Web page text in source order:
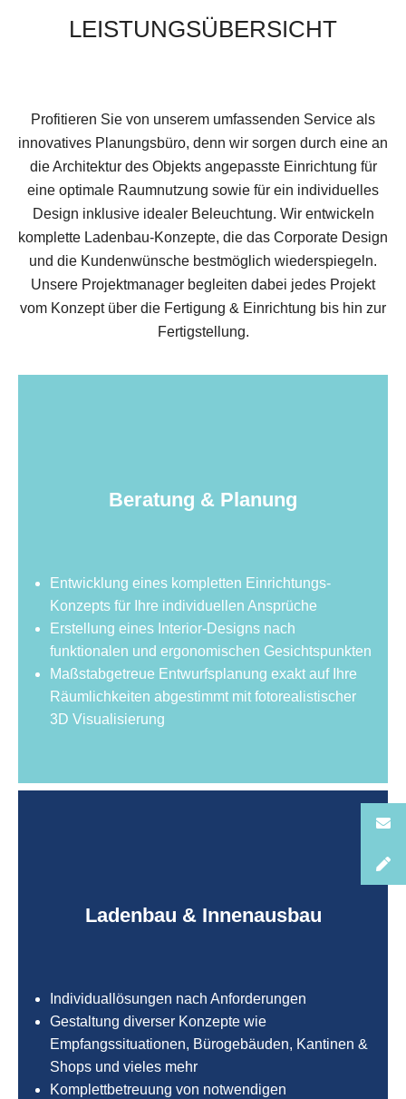
LEISTUNGSÜBERSICHT
Profitieren Sie von unserem umfassenden Service als
innovatives Planungsbüro, denn wir sorgen durch eine an
die Architektur des Objekts angepasste Einrichtung für
eine optimale Raumnutzung sowie für ein individuelles
Design inklusive idealer Beleuchtung. Wir entwickeln
komplette Ladenbau-Konzepte, die das Corporate Design
und die Kundenwünsche bestmöglich wiederspiegeln.
Unsere Projektmanager begleiten dabei jedes Projekt
vom Konzept über die Fertigung & Einrichtung bis hin zur
Fertigstellung.
Beratung & Planung
Entwicklung eines kompletten Einrichtungs-
Konzepts für Ihre individuellen Ansprüche
Erstellung eines Interior-Designs nach
funktionalen und ergonomischen Gesichtspunkten
Maßstabgetreue Entwurfsplanung exakt auf Ihre
Räumlichkeiten abgestimmt mit fotorealistischer
3D Visualisierung
Ladenbau & Innenausbau
Individuallösungen nach Anforderungen
Gestaltung diverser Konzepte wie
Empfangssituationen, Bürogebäuden, Kantinen &
Shops und vieles mehr
Komplettbetreuung von notwendigen